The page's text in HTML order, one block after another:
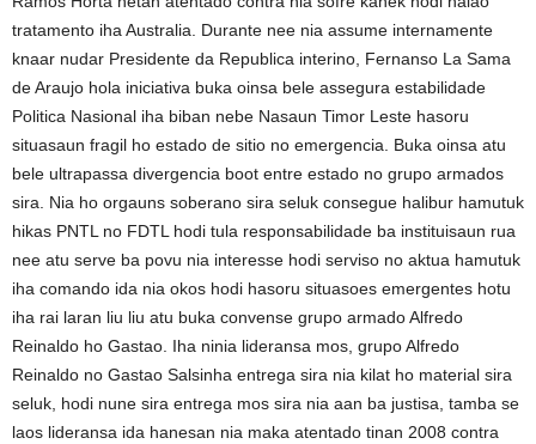
tratamento iha Australia. Durante nee nia assume internamente
knaar nudar Presidente da Republica interino, Fernanso La Sama
de Araujo hola iniciativa buka oinsa bele assegura estabilidade
Politica Nasional iha biban nebe Nasaun Timor Leste hasoru
situasaun fragil ho estado de sitio no emergencia. Buka oinsa atu
bele ultrapassa divergencia boot entre estado no grupo armados
sira. Nia ho orgauns soberano sira seluk consegue halibur hamutuk
hikas PNTL no FDTL hodi tula responsabilidade ba instituisaun rua
nee atu serve ba povu nia interesse hodi serviso no aktua hamutuk
iha comando ida nia okos hodi hasoru situasoes emergentes hotu
iha rai laran liu liu atu buka convense grupo armado Alfredo
Reinaldo ho Gastao. Iha ninia lideransa mos, grupo Alfredo
Reinaldo no Gastao Salsinha entrega sira nia kilat ho material sira
seluk, hodi nune sira entrega mos sira nia aan ba justisa, tamba se
laos lideransa ida hanesan nia maka atentado tinan 2008 contra